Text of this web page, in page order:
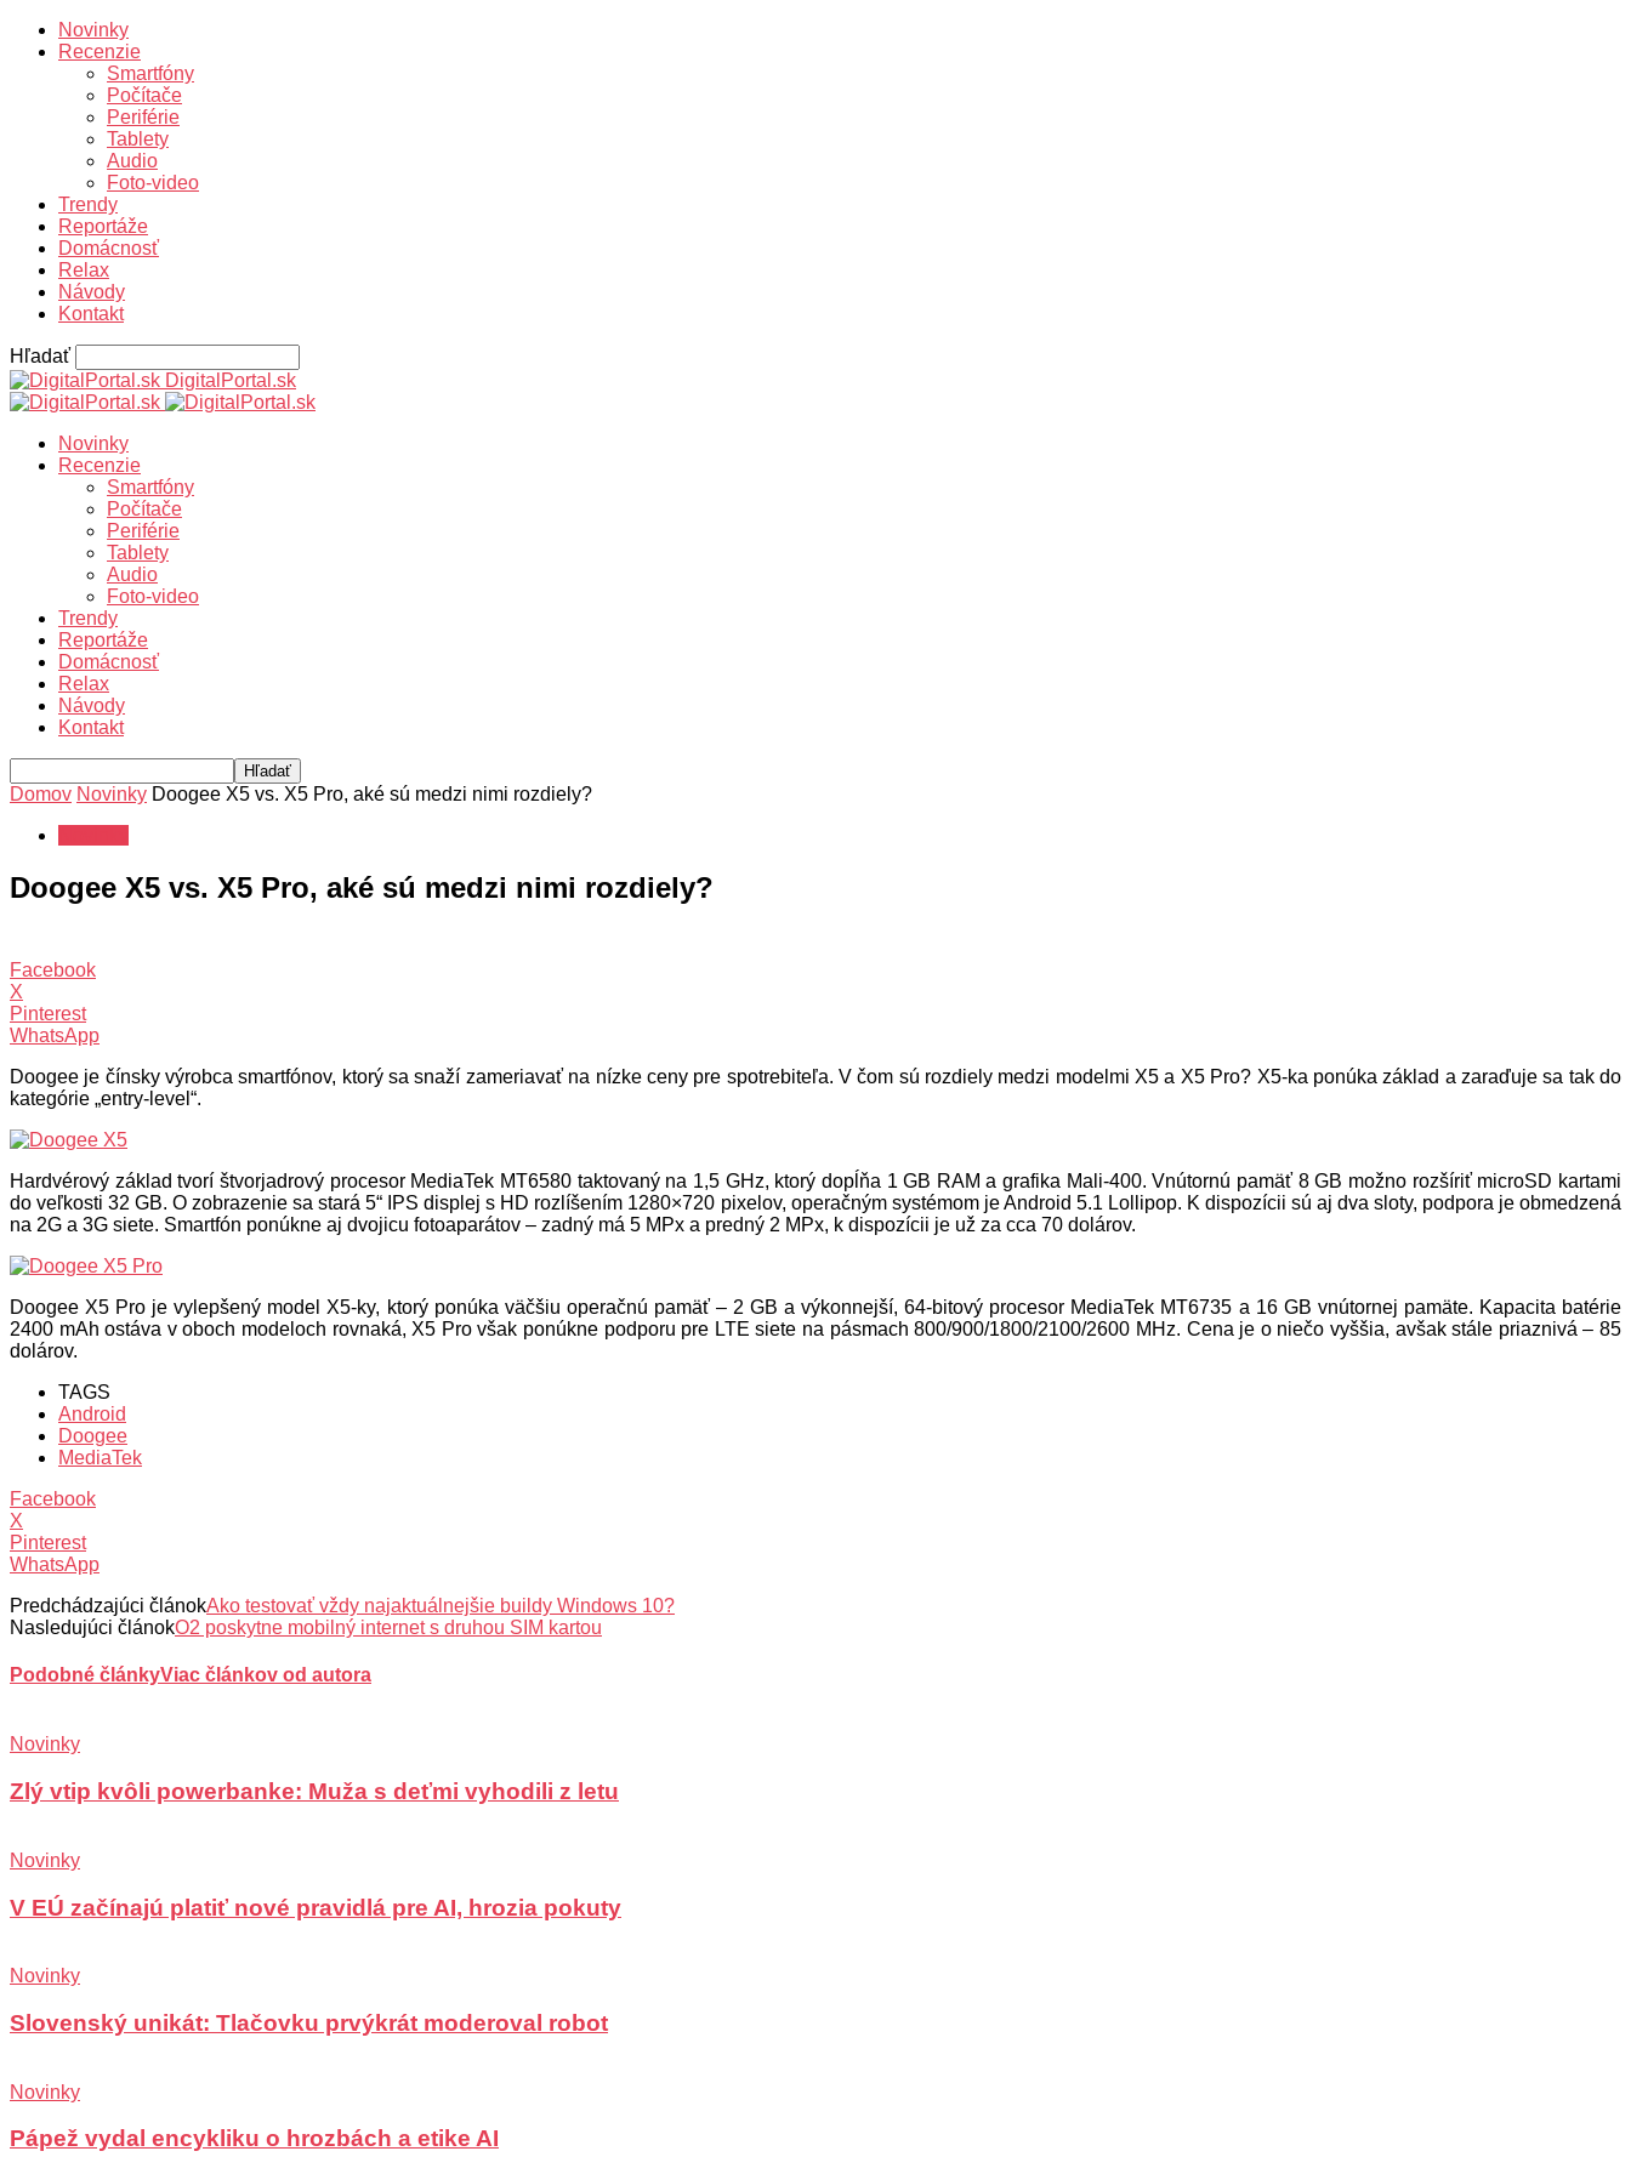
Novinky
Recenzie
Smartfóny
Počítače
Periférie
Tablety
Audio
Foto-video
Trendy
Reportáže
Domácnosť
Relax
Návody
Kontakt
Hľadať
DigitalPortal.sk
Novinky
Recenzie
Smartfóny
Počítače
Periférie
Tablety
Audio
Foto-video
Trendy
Reportáže
Domácnosť
Relax
Návody
Kontakt
Domov Novinky Doogee X5 vs. X5 Pro, aké sú medzi nimi rozdiely?
Doogee X5 vs. X5 Pro, aké sú medzi nimi rozdiely?
Facebook
X
Pinterest
WhatsApp
Doogee je čínsky výrobca smartfónov, ktorý sa snaží zameriavať na nízke ceny pre spotrebiteľa. V čom sú rozdiely medzi modelmi X5 a X5 Pro? X5-ka ponúka základ a zaraďuje sa tak do
kategórie „entry-level“.
Hardvérový základ tvorí štvorjadrový procesor MediaTek MT6580 taktovaný na 1,5 GHz, ktorý dopĺňa 1 GB RAM a grafika Mali-400. Vnútornú pamäť 8 GB možno rozšíriť microSD kartami
do veľkosti 32 GB. O zobrazenie sa stará 5“ IPS displej s HD rozlíšením 1280×720 pixelov, operačným systémom je Android 5.1 Lollipop. K dispozícii sú aj dva sloty, podpora je obmedzená
na 2G a 3G siete. Smartfón ponúkne aj dvojicu fotoaparátov – zadný má 5 MPx a predný 2 MPx, k dispozícii je už za cca 70 dolárov.
Doogee X5 Pro je vylepšený model X5-ky, ktorý ponúka väčšiu operačnú pamäť – 2 GB a výkonnejší, 64-bitový procesor MediaTek MT6735 a 16 GB vnútornej pamäte. Kapacita batérie
2400 mAh ostáva v oboch modeloch rovnaká, X5 Pro však ponúkne podporu pre LTE siete na pásmach 800/900/1800/2100/2600 MHz. Cena je o niečo vyššia, avšak stále priaznivá – 85
dolárov.
TAGS
Android
Doogee
MediaTek
Facebook
X
Pinterest
WhatsApp
Predchádzajúci článokAko testovať vždy najaktuálnejšie buildy Windows 10?
Nasledujúci článokO2 poskytne mobilný internet s druhou SIM kartou
Podobné článkyViac článkov od autora
Novinky
Zlý vtip kvôli powerbanke: Muža s deťmi vyhodili z letu
Novinky
V EÚ začínajú platiť nové pravidlá pre AI, hrozia pokuty
Novinky
Slovenský unikát: Tlačovku prvýkrát moderoval robot
Novinky
Pápež vydal encykliku o hrozbách a etike AI